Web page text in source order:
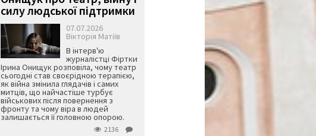
силу людської підтримки
07.07.2026
Вікторія Матіїв
В інтерв'ю
журналістці Фіртки
Ірина Онищук розповіла, чому театр
сьогодні став своєрідною терапією,
як війна змінила глядачів і самих
митців, що найчастіше турбує
військових після повернення з
фронту та чому віра в людей
залишається її головною опорою.
2136